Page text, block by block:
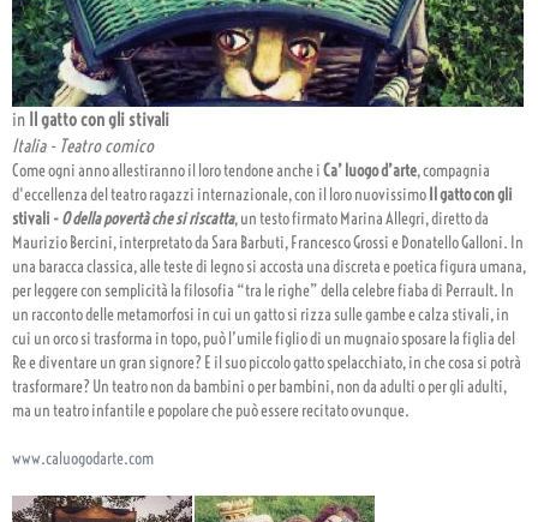
in Il gatto con gli stivali
Italia - Teatro comico
Come ogni anno allestiranno il loro tendone anche iCa’ luogo d’arte, compagnia
d'eccellenza del teatro ragazzi internazionale, con il loro nuovissimo
Il gatto con gli
stivali -O della povertà che si riscatta, un testo firmato Marina Allegri, diretto da
Maurizio Bercini, interpretato da Sara Barbuti, Francesco Grossi e Donatello Galloni. In
una baracca classica, alle teste di legno si accosta una discreta e poetica figura umana,
per leggere con semplicità la filosofia “tra le righe” della celebre fiaba di Perrault. In
un racconto delle metamorfosi in cui un gatto si rizza sulle gambe e calza stivali, in
cui un orco si trasforma in topo, può l’umile figlio di un mugnaio sposare la figlia del
Re e diventare un gran signore? E il suo piccolo gatto spelacchiato, in che cosa si potrà
trasformare? Un teatro non da bambini o per bambini, non da adulti o per gli adulti,
ma un teatro infantile e popolare che può essere recitato ovunque.
www.caluogodarte.com